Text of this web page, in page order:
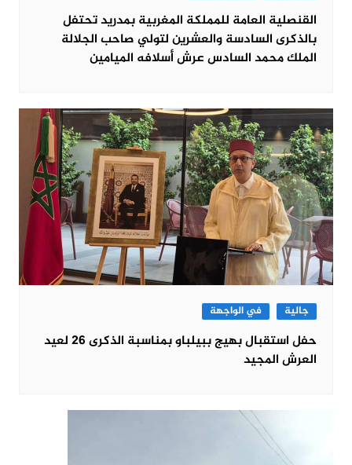
القنصلية العامة للمملكة المغربية بمدريد تحتفل
بالذكرى السادسة والعشرين لتولي صاحب الجلالة
الملك محمد السادس عرش أسلافه الميامين
جالية في الواجهة
حفل استقبال بهيج ببيلباو بمناسبة الذكرى 26 لعيد
العرش المجيد